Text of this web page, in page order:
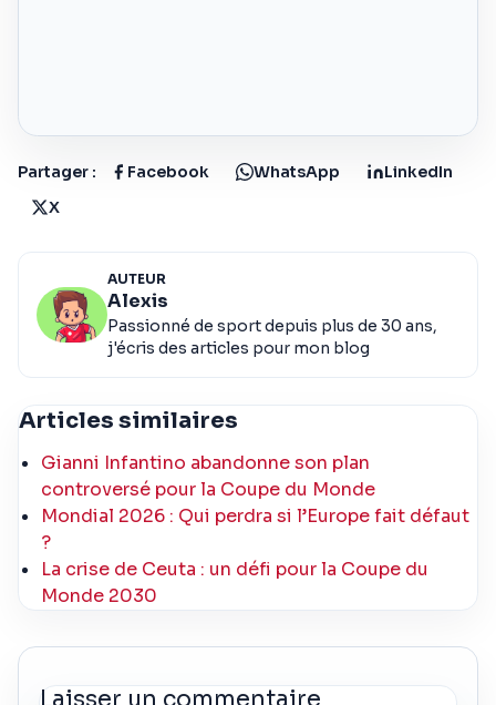
Partager : Facebook WhatsApp
LinkedIn
X
AUTEUR
Alexis
Passionné de sport depuis plus de 30 ans,
j'écris des articles pour mon blog
Articles similaires
Gianni Infantino abandonne son plan
controversé pour la Coupe du Monde
Mondial 2026 : Qui perdra si l’Europe fait défaut
?
La crise de Ceuta : un défi pour la Coupe du
Monde 2030